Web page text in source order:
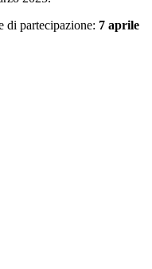
di partecipazione: 7 aprile